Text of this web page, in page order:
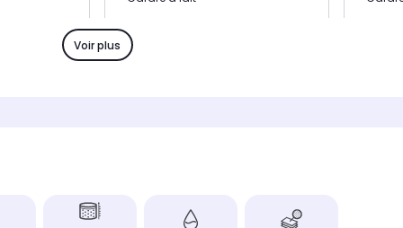
Café & lactées
Voir plus